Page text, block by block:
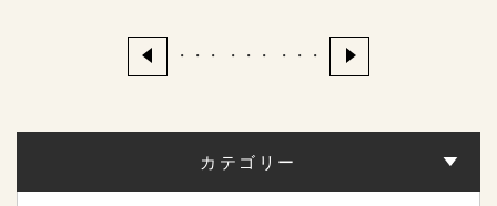
・・・ ・・・ ・・・
カテゴリー